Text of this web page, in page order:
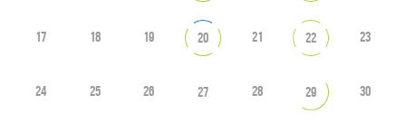
17 18 19 20 21 22 23
24 25 26 27 28 29 30